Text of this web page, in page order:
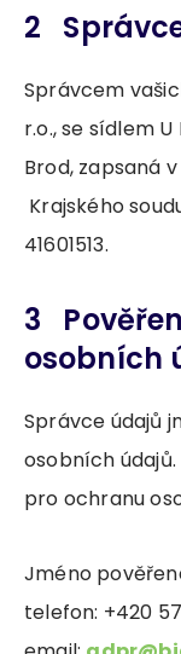
2
Správcem
r.o., se sídlem
Brod, zapsaná
Krajského
41601513.
3
osobních
Správce údajů
osobních
pro ochranu
Jméno
telefon: +420